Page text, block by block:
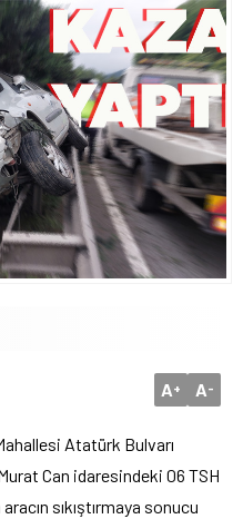
A+ A-
Atatürk Bulvarı
Can idaresindeki 06 TSH
sıkıştırmaya sonucu